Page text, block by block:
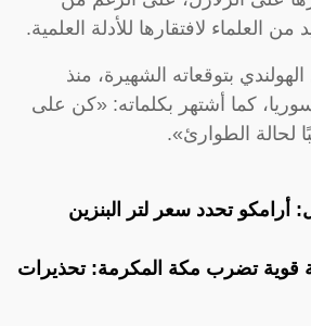
العلماء لافتقارها للأدلة العلمية.
بتوقعاته الشهيرة، منذ
كما أشتهر بكلماته: «كن على
لحالة الطوارئ».
أرامكو تحدد سعر لتر البنزين
قوية تضرب مكة المكرمة: تحذيرات